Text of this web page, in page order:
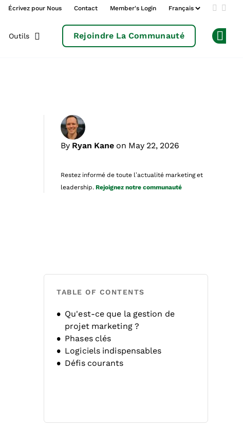
Écrivez pour Nous Contact Member's Login Add us
Outils Rejoindre La Communauté
By Ryan Kane on May 22, 2026
Restez informé de toute l’actualité marketing et
leadership. Rejoignez notre communauté
TABLE OF CONTENTS
Qu'est-ce que la gestion de
projet marketing ?
Phases clés
Logiciels indispensables
Défis courants